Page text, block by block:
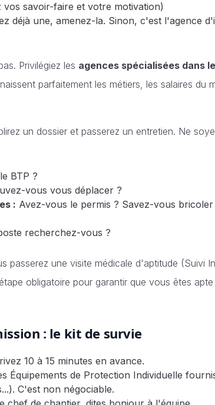
vos savoir-faire et votre motivation)
déjà une, amenez-la. Sinon, c'est l'agence
Privilégiez les agences spécialisées dans
parfaitement les métiers, les salaires du
un dossier et passerez un entretien. Ne
BTP ?
vous vous déplacer ?
: Avez-vous le permis ? Savez-vous
recherchez-vous ?
passerez une visite médicale d'aptitude (Suivi
obligatoire pour garantir que vous êtes
: le kit de survie
10 à 15 minutes en avance.
Équipements de Protection Individuelle
C'est non négociable.